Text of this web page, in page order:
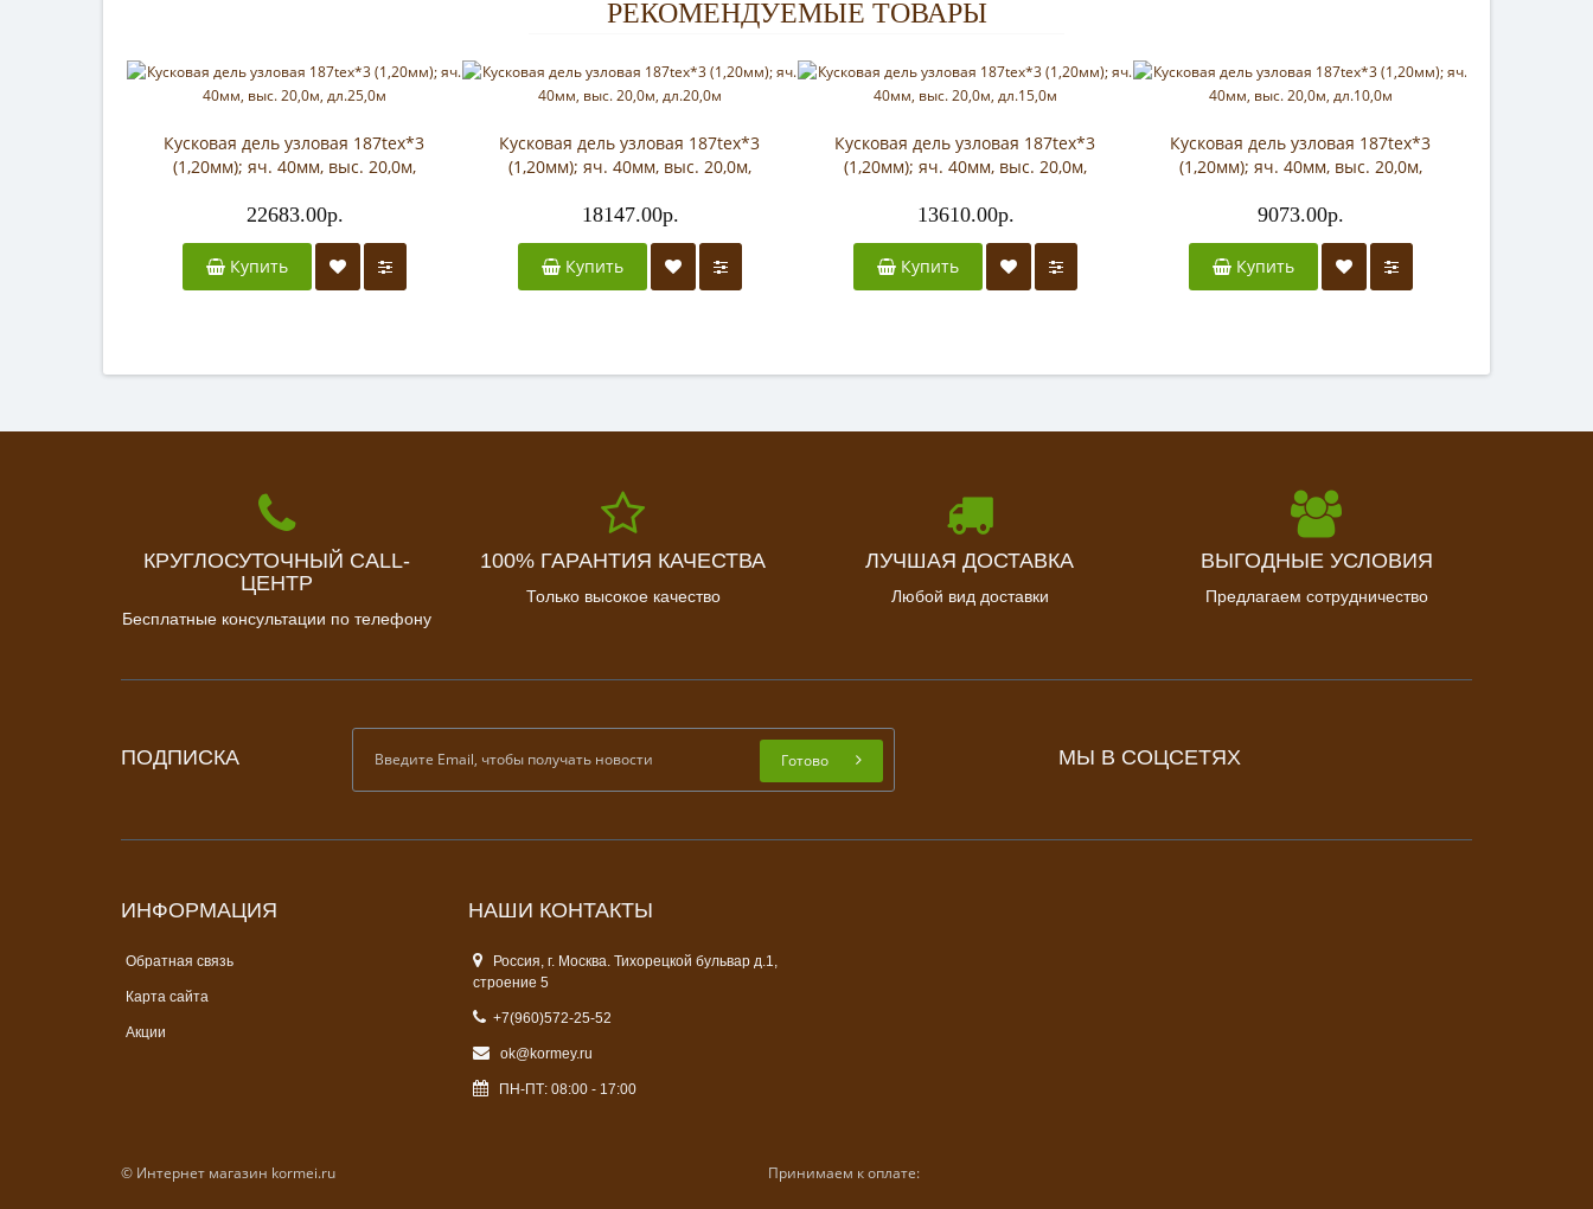
РЕКОМЕНДУЕМЫЕ ТОВАРЫ
Кусковая дель узловая 187tex*3
(1,20мм); яч. 40мм, выс. 20,0м,
22683.00р.
Купить
Кусковая дель узловая 187tex*3
(1,20мм); яч. 40мм, выс. 20,0м,
18147.00р.
Купить
Кусковая дель узловая 187tex*3
(1,20мм); яч. 40мм, выс. 20,0м,
13610.00р.
Купить
Кусковая дель узловая 187tex*3
(1,20мм); яч. 40мм, выс. 20,0м,
9073.00р.
Купить
КРУГЛОСУТОЧНЫЙ CALL-
ЦЕНТР
Бесплатные консультации по телефону
100% ГАРАНТИЯ КАЧЕСТВА
Только высокое качество
ЛУЧШАЯ ДОСТАВКА
Любой вид доставки
ВЫГОДНЫЕ УСЛОВИЯ
Предлагаем сотрудничество
ПОДПИСКА Готово МЫ В СОЦСЕТЯХ
ИНФОРМАЦИЯ
Обратная связь
Карта сайта
Акции
НАШИ КОНТАКТЫ
Россия, г. Москва. Тихорецкой бульвар д.1,
строение 5
+7(960)572-25-52
ok@kormey.ru
ПН-ПТ: 08:00 - 17:00
© Интернет магазин kormei.ru Принимаем к оплате: